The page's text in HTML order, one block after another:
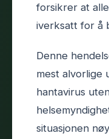
forsikrer at
iverksatt for å
Denne
mest alvorlige
hantavirus
situasjonen